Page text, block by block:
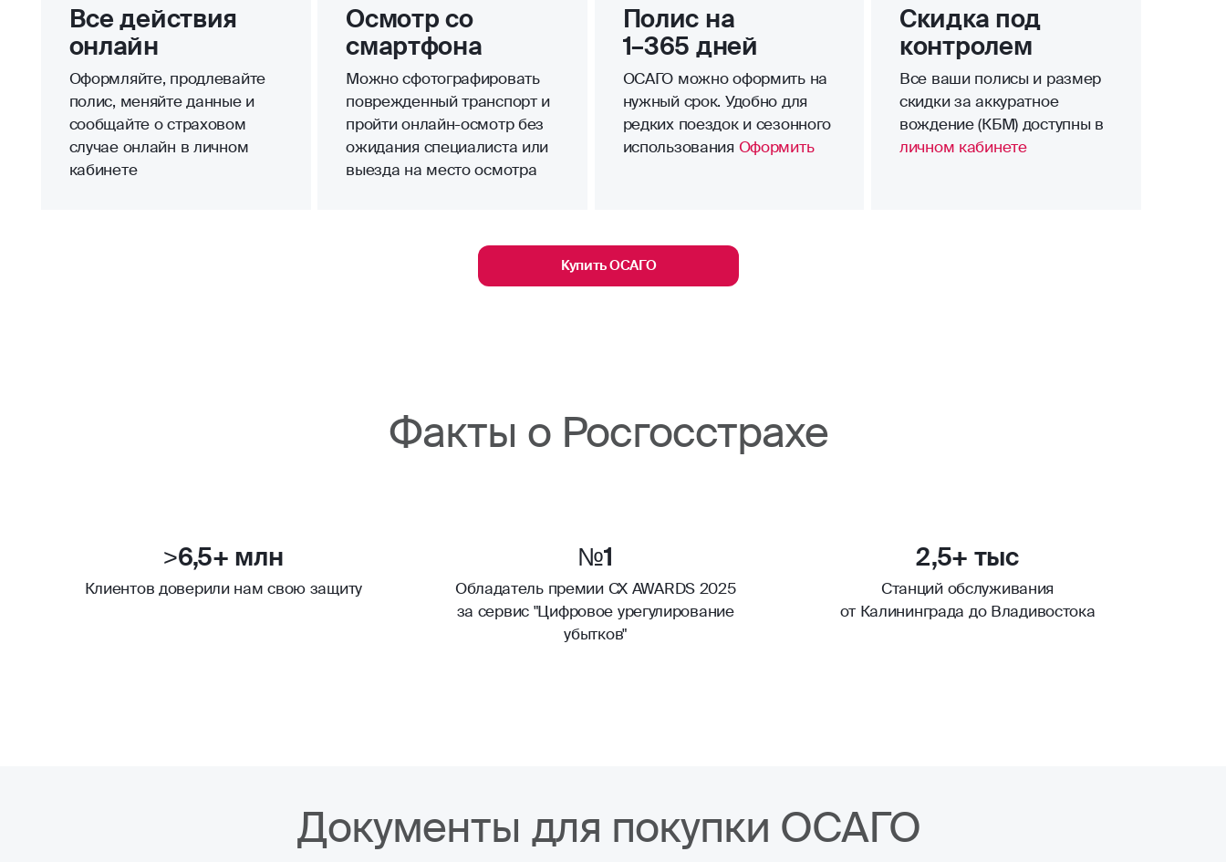
Все действия
онлайн
Оформляйте, продлевайте
полис, меняйте данные и
сообщайте о страховом
случае онлайн в личном
кабинете
Осмотр со
смартфона
Можно сфотографировать
поврежденный транспорт и
пройти онлайн-осмотр без
ожидания специалиста или
выезда на место осмотра
Полис на
1–365 дней
ОСАГО можно оформить на
нужный срок. Удобно для
редких поездок и сезонного
использования Оформить
Скидка под
контролем
Все ваши полисы и размер
скидки за аккуратное
вождение (КБМ) доступны в
личном кабинете
Купить ОСАГО
Факты о Росгосстрахе
>6,5+ млн
Клиентов доверили нам свою защиту
№1
Обладатель премии CX AWARDS 2025
за сервис "Цифровое урегулирование
убытков"
2,5+ тыс
Станций обслуживания
от Калининграда до Владивостока
Документы для покупки ОСАГО